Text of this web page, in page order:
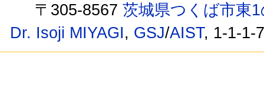
〒305-8567茨城県つくば市東
Dr. Isoji MIYAGI, GSJ/AIST, 1-1-1-